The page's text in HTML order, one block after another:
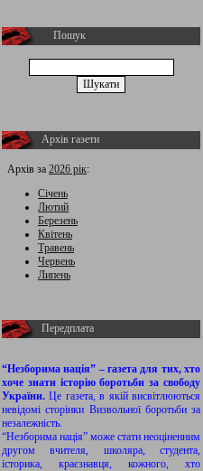
Пошук
Архів газети
Архів за 2026 рік:
Січень
Лютий
Березень
Квітень
Травень
Червень
Липень
Передплата
“Незборима нація” – газета для тих, хто
хоче знати історію боротьби за свободу
України.Це газета, в якій висвітлюються
невідомі сторінки Визвольної боротьби за
незалежність.
“Незборима нація” може стати неоціненним
другом вчителя, школяра, студента,
історика, краєзнавця, кожного, хто